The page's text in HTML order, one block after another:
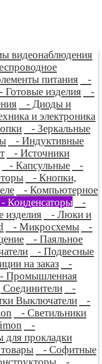
видеонаблюдения
питания
-
Готовые изделия
-
- Диоды и
и электроника
- Зеркальные
- Индуктивные
- Источники
- Капсульные
-
- Кнопки,
- Компьютерное
- Конденсаторы
-
изделия
- Люки и
- Микросхемы
-
- Паяльное
- Подвесные
на заказ
-
Промышленная
-
Выключатели
-
- Светильники
-
для прокладки
- Софитные